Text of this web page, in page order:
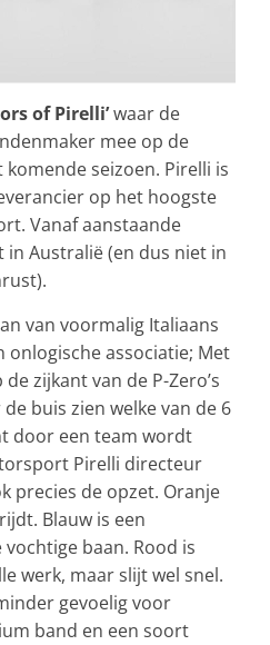
of Pirelli’waar de
mee op de
seizoen. Pirelli is
op het hoogste
Vanaf aanstaande
Australië (en dus niet in
van voormalig Italiaans
onlogische associatie; Met
zijkant van de P-Zero’s
buis zien welke van de 6
door een team wordt
Pirelli directeur
precies de opzet. Oranje
Blauw is een
baan. Rood is
werk, maar slijt wel snel.
gevoelig voor
band en een soort